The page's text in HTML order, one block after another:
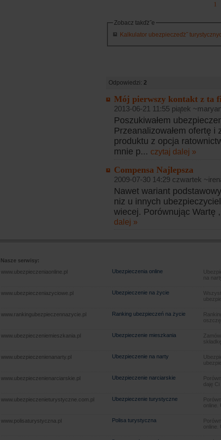
1
Zobacz takďż˝e
Kalkulator ubezpieczeďż˝
Odpowiedzi: 2
Mój pierwszy kontakt z ta
2013-06-21 11:55 piątek
Poszukiwałem
Przeanalizowałem ofertę i
produktu z opcja
mnie p... czytaj dalej »
Compensa Najlepsza
2009-07-30 14:29 czwartek
Nawet wariant
niz u innych
wiecej. Porównując Wartę
dalej »
Nasze serwisy:
www.ubezpieczeniaonline.pl
Ubezpieczenia online
na
www.ubezpieczeniazyciowe.pl Ubezpieczenie na życie
www.rankingubezpieczennazycie.pl Ranking ubezpieczeń na życie
www.ubezpieczeniemieszkania.pl Ubezpieczenie mieszkania
www.ubezpieczenienanarty.pl Ubezpieczenie na narty
www.ubezpieczenienarciarskie.pl Ubezpieczenie narciarskie
daję
www.ubezpieczenieturystyczne.com.pl Ubezpieczenie turystyczne
www.polisaturystyczna.pl Polisa turystyczna